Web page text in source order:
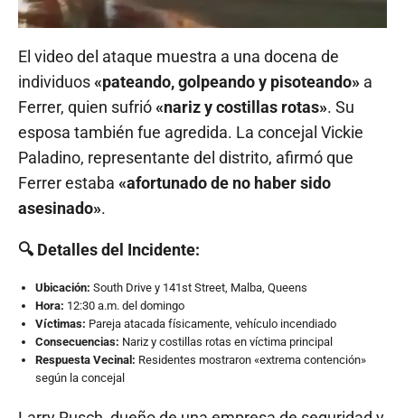
El video del ataque muestra a una docena de
individuos«pateando, golpeando y pisoteando» a
Ferrer, quien sufrió«nariz y costillas rotas». Su
esposa también fue agredida. La concejal Vickie
Paladino, representante del distrito, afirmó que
Ferrer estaba «afortunado de no haber sido
asesinado».
🔍 Detalles del Incidente:
Ubicación: South Drive y 141st Street, Malba, Queens
Hora: 12:30 a.m. del domingo
Víctimas: Pareja atacada físicamente, vehículo incendiado
Consecuencias: Nariz y costillas rotas en víctima principal
Respuesta Vecinal: Residentes mostraron «extrema contención»
según la concejal